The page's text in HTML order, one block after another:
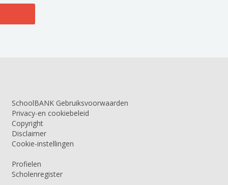
SchoolBANK Gebruiksvoorwaarden
Privacy-en cookiebeleid
Copyright
Disclaimer
Cookie-instellingen
Profielen
Scholenregister